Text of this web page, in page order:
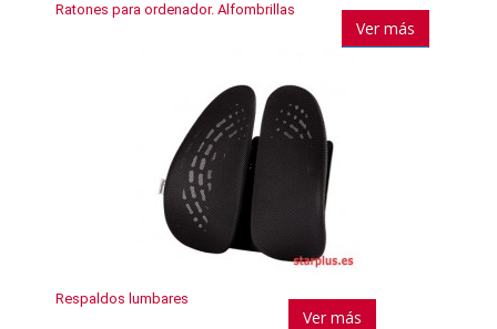
Ratones para ordenador. Alfombrillas
Ver más
Respaldos lumbares
Ver más